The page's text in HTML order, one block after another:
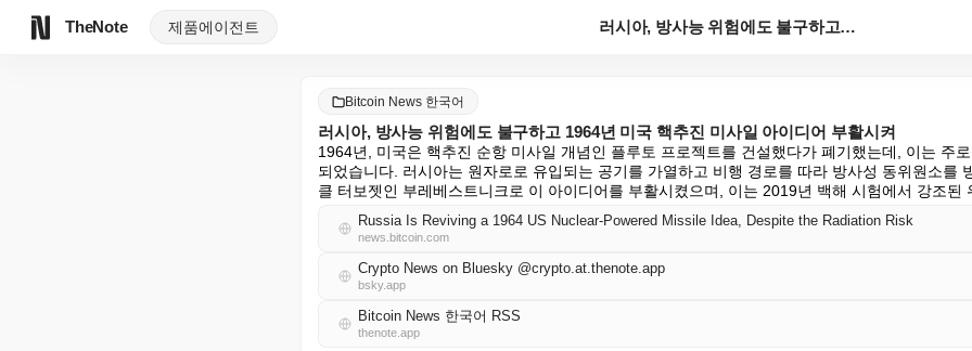
TheNote 제품에이전트 러시아, 방사능 위험에도 불구하고 1964년 미국 핵추...
Bitcoin News 한국어
러시아, 방사능 위험에도 불구하고 1964년 미국 핵추진 미사일 아이디어 부활시켜
1964년, 미국은 핵추진 순항 미사일 개념인 플루토 프로젝트를 건설했다가 폐기했는데, 이는 주
되었습니다. 러시아는 원자로로 유입되는 공기를 가열하고 비행 경로를 따라 방사성 동위원소를
클 터보젯인 부레베스트니크로 이 아이디어를 부활시켰으며, 이는 2019년 백해 시험에서 강조된
Russia Is Reviving a 1964 US Nuclear-Powered Missile Idea, Despite the Radiation Risk
news.bitcoin.com
Crypto News on Bluesky @crypto.at.thenote.app
bsky.app
Bitcoin News 한국어 RSS
thenote.app